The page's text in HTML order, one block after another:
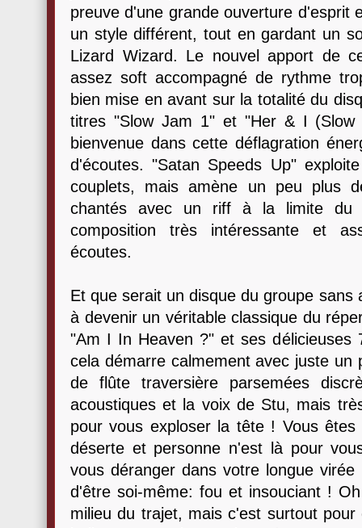
preuve d'une grande ouverture d'esprit
un style différent, tout en gardant un
Lizard Wizard. Le nouvel apport de
assez soft accompagné de rythme
bien mise en avant sur la totalité du
titres "Slow Jam 1" et "Her & I
bienvenue dans cette déflagration
d'écoutes. "Satan Speeds Up"
couplets, mais amène un peu plus
chantés avec un riff à la limite du
composition très intéressante et
écoutes.
Et que serait un disque du groupe
à devenir un véritable classique du
"Am I In Heaven ?" et ses délicieuses
cela démarre calmement avec juste un
de flûte traversière parsemées
acoustiques et la voix de Stu, mais
pour vous exploser la tête ! Vous
déserte et personne n'est là pour
vous déranger dans votre longue
d'être soi-même: fou et insouciant !
milieu du trajet, mais c'est surtout